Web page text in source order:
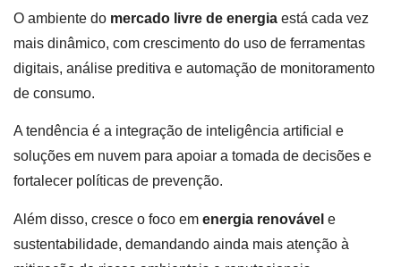
O ambiente do mercado livre de energia está cada vez
mais dinâmico, com crescimento do uso de ferramentas
digitais, análise preditiva e automação de monitoramento
de consumo.
A tendência é a integração de inteligência artificial e
soluções em nuvem para apoiar a tomada de decisões e
fortalecer políticas de prevenção.
Além disso, cresce o foco em energia renovável e
sustentabilidade, demandando ainda mais atenção à